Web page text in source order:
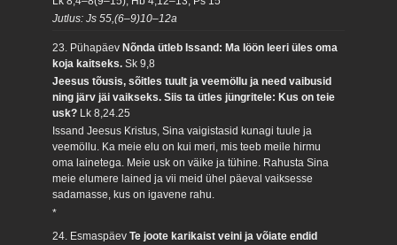
Jutlus: Js 55,(6–9)10–12a
23. PühapäevNõnda ütleb Issand: Ma löön leeri üles oma
koja kaitseks.Sk 9,8
Jeesus tõusis, sõitles tuult ja veemöllu ja need vaibusid
ning järv jäi vaikseks. Siis ta ütles jüngritele: Kus on teie
usk? Lk 8,24.25
Issand Jeesus Kristus, Sina vaigistasid kunagi tuule ja
veemöllu. Ka meie elu on kui meri, mis teeb meile hirmu
oma lainetega. Meie usk on väike ja tühine. Rahusta Sina
meie elumere lained ja vii meid ühel päeval vaiksesse
sadamasse, kus on igavene rahu.
*
24. EsmaspäevTe joote karikaist veini ja võiate endid